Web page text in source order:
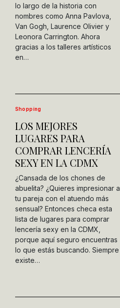
lo largo de la historia con
nombres como Anna Pavlova,
Van Gogh, Laurence Olivier y
Leonora Carrington. Ahora
gracias a los talleres artísticos
en…
Shopping
LOS MEJORES
LUGARES PARA
COMPRAR LENCERÍA
SEXY EN LA CDMX
¿Cansada de los chones de
abuelita? ¿Quieres impresionar a
tu pareja con el atuendo más
sensual? Entonces checa esta
lista de lugares para comprar
lencería sexy en la CDMX,
porque aquí seguro encuentras
lo que estás buscando. Siempre
existe…